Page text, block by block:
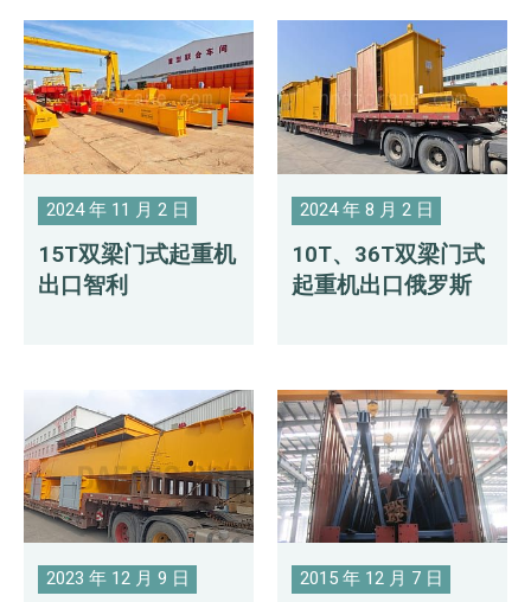
2024 年 11 月 2 日
15T双梁门式起重机
出口智利
2024 年 8 月 2 日
10T、36T双梁门式
起重机出口俄罗斯
2023 年 12 月 9 日 2015 年 12 月 7 日